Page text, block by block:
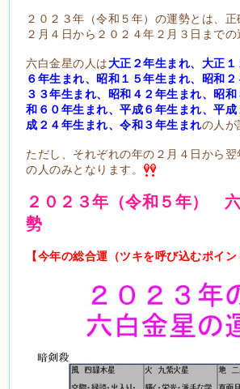
２０２３年（令和５年）の運勢とは、
２月４日から２０２４年２月３日までの
六白金星の人は大正２年生まれ、大正
６年生まれ、昭和１５年生まれ、昭和
３３年生まれ、昭和４２年生まれ、昭
和６０年生まれ、平成６年生まれ、平
成２４年生まれ、令和３年生まれの人が
ただし、それぞれの年の２月４日から
の人のみとなります。
２ ０２３年（令和５年）
勢
【今年の総合運（ツキを呼び込むポイン